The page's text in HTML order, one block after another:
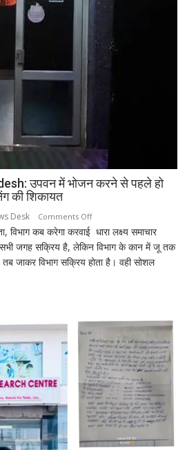
उपवन में भोजन करने से पहले हो
की शिकायत
Desk Comments Offon
Barabanki
Uttar
Pradesh:
करने
से
पहले
हो
जाए
सावधान,
फूड
प्वाइजनिंग
की
विभाग कब करेगा करवाई धारा लक्ष्य समाचार
जगह सक्रिय है, लेकिन विभाग के कान में जू तक
जाकर विभाग सक्रिय होता है। वही सोशल